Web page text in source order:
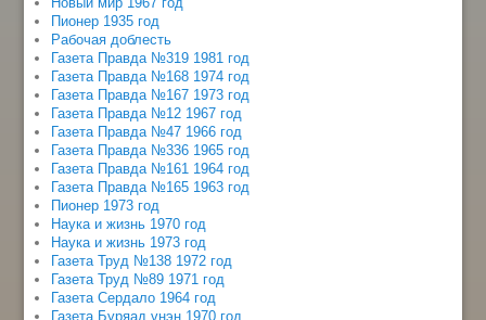
Пионер 1935 год
Рабочая доблесть
Газета Правда №319 1981 год
Газета Правда №168 1974 год
Газета Правда №167 1973 год
Газета Правда №12 1967 год
Газета Правда №47 1966 год
Газета Правда №336 1965 год
Газета Правда №161 1964 год
Газета Правда №165 1963 год
Пионер 1973 год
Наука и жизнь 1970 год
Наука и жизнь 1973 год
Газета Труд №138 1972 год
Газета Труд №89 1971 год
Газета Сердало 1964 год
Газета Буряад үнэн 1970 год